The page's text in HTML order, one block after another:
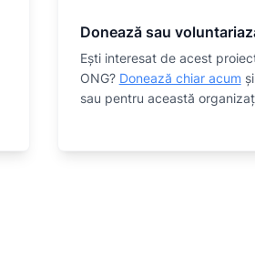
Donează sau
Eşti interesat de acest
ONG? Donează chiar acum
sau pentru această